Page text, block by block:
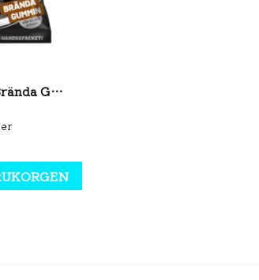
Epa Dunk Brända Gummin 80g